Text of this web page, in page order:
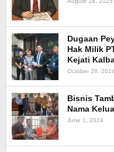
Dugaan
Hak Milik
Kejati
October 28, 2024
Bisnis
Nama
June 1, 2024